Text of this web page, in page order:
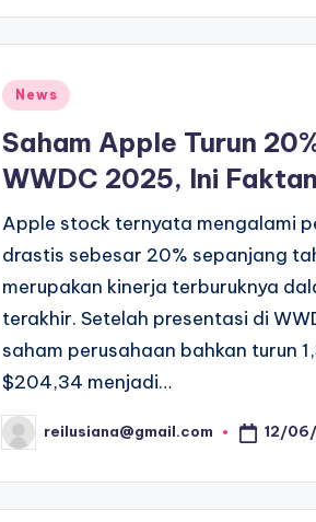
Posted
News
Saham Apple Turun
WWDC 2025, Ini
Apple stock ternyata mengalami
drastis sebesar 20% sepanjang
merupakan kinerja terburuknya
terakhir. Setelah presentasi di
saham perusahaan bahkan turun
$204,34 menjadi…
Posted
by
reilusiana@gmail.com 12/